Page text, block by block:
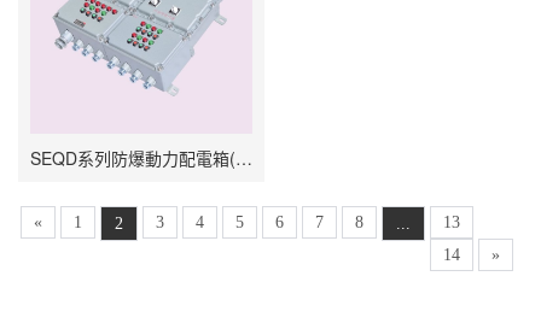
SEQD系列防爆動力配電箱(電磁起動)
« 1 2 3 4 5 6 7 8 ...
13
14
»